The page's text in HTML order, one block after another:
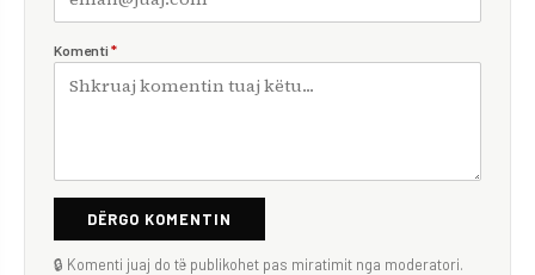
Komenti *
DËRGO KOMENTIN
🔒 Komenti juaj do të publikohet pas miratimit nga moderatori.